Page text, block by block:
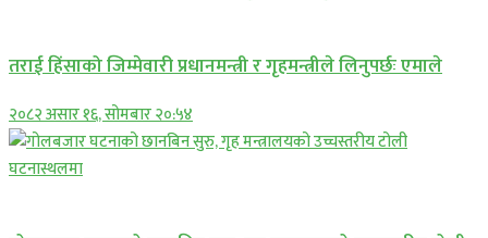
तराई हिंसाको जिम्मेवारी प्रधानमन्त्री र गृहमन्त्रीले लिनुपर्छः एमाले
२०८२ असार १६, सोमबार २०:५४